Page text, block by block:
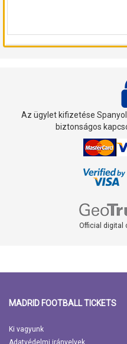
Az ügylet kifizetése
biztonságos
Official digital
MADRID FOOTBALL TICKETS
Ki vagyunk
Adatvédelmi irányelvek